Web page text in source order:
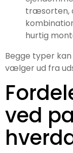
træsorten,
hurtig
Begge typer
vælger ud fra
ved